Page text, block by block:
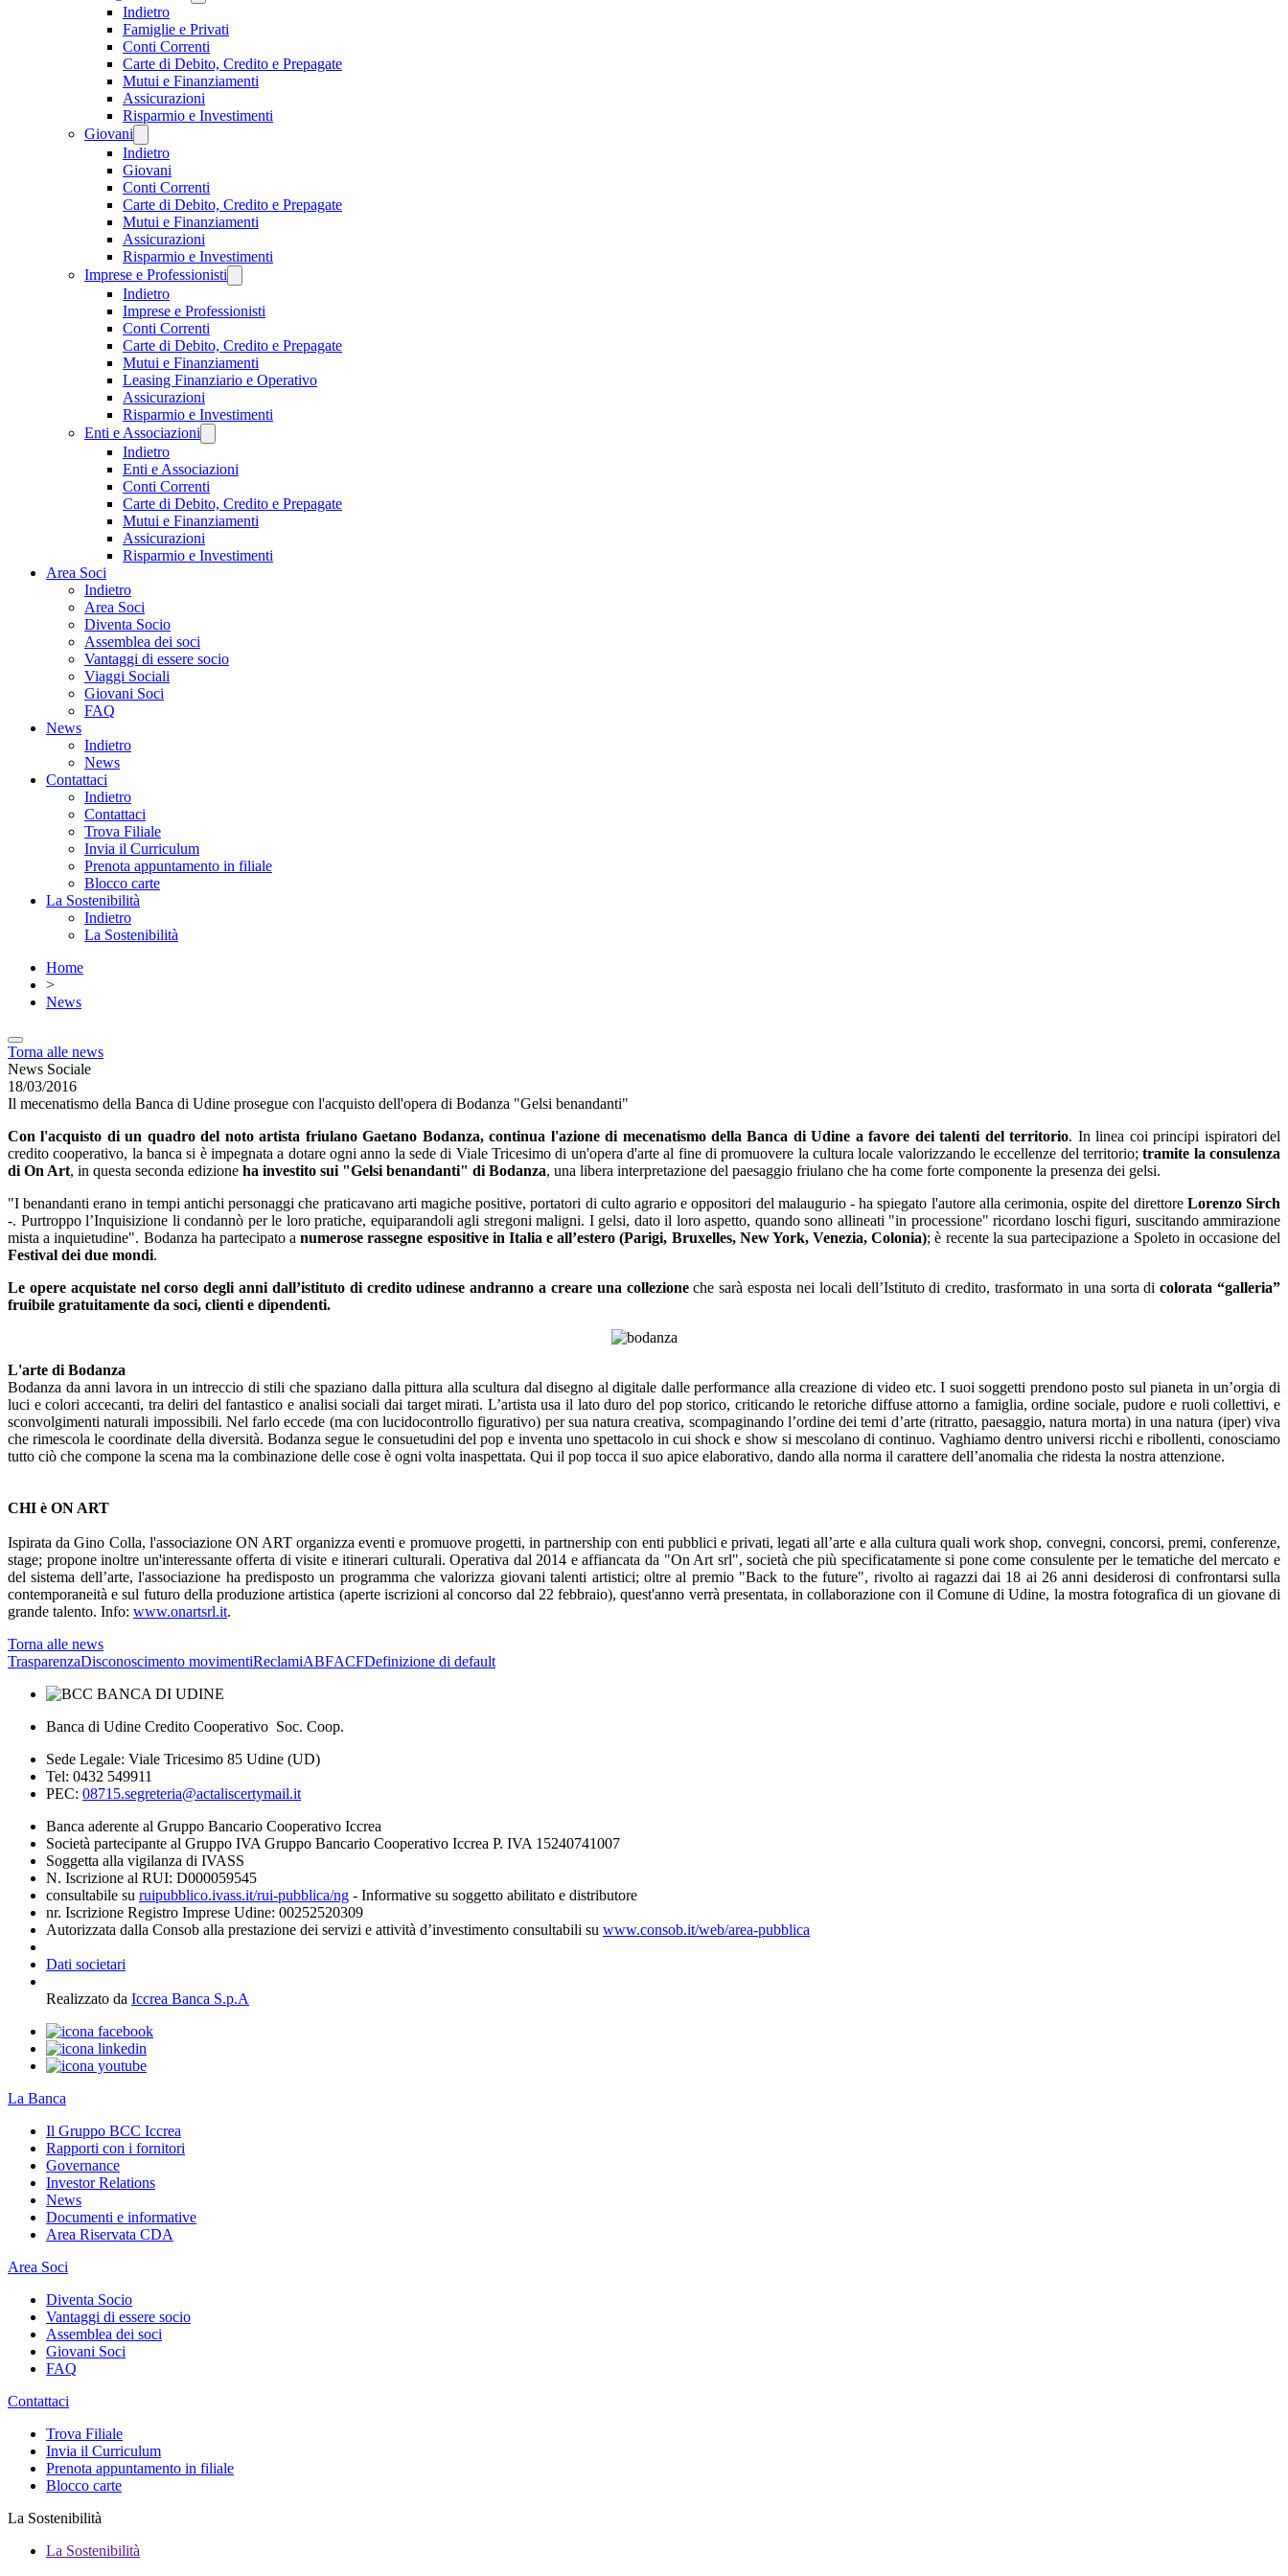
Indietro
Famiglie e Privati
Conti Correnti
Carte di Debito, Credito e Prepagate
Mutui e Finanziamenti
Assicurazioni
Risparmio e Investimenti
Giovani
Indietro
Giovani
Conti Correnti
Carte di Debito, Credito e Prepagate
Mutui e Finanziamenti
Assicurazioni
Risparmio e Investimenti
Imprese e Professionisti
Indietro
Imprese e Professionisti
Conti Correnti
Carte di Debito, Credito e Prepagate
Mutui e Finanziamenti
Leasing Finanziario e Operativo
Assicurazioni
Risparmio e Investimenti
Enti e Associazioni
Indietro
Enti e Associazioni
Conti Correnti
Carte di Debito, Credito e Prepagate
Mutui e Finanziamenti
Assicurazioni
Risparmio e Investimenti
Area Soci
Indietro
Area Soci
Diventa Socio
Assemblea dei soci
Vantaggi di essere socio
Viaggi Sociali
Giovani Soci
FAQ
News
Indietro
News
Contattaci
Indietro
Contattaci
Trova Filiale
Invia il Curriculum
Prenota appuntamento in filiale
Blocco carte
La Sostenibilità
Indietro
La Sostenibilità
Home
>
News
Torna alle news
News Sociale
18/03/2016
Il mecenatismo della Banca di Udine prosegue con l'acquisto dell'opera di Bodanza "Gelsi benandanti"
Con l'acquisto di un quadro del noto artista friulano Gaetano Bodanza, continua l'azione di mecenatismo della Banca di Udine a favore dei talenti del territorio. In linea coi principi ispiratori del
credito cooperativo, la banca si è impegnata a dotare ogni anno la sede di Viale Tricesimo di un'opera d'arte al fine di promuovere la cultura locale valorizzando le eccellenze del territorio;tramite la consulenza
di On Art, in questa seconda edizione ha investito sui "Gelsi benandanti" di Bodanza, una libera interpretazione del paesaggio friulano che ha come forte componente la presenza dei gelsi.
"I benandanti erano in tempi antichi personaggi che praticavano arti magiche positive, portatori di culto agrario e oppositori del malaugurio - ha spiegato l'autore alla cerimonia, ospite del direttore Lorenzo Sirch
-. Purtroppo l’Inquisizione li condannò per le loro pratiche, equiparandoli agli stregoni maligni. I gelsi, dato il loro aspetto, quando sono allineati "in processione" ricordano loschi figuri, suscitando ammirazione
mista a inquietudine". Bodanza ha partecipato anumerose rassegne espositive in Italia e all’estero (Parigi, Bruxelles, New York, Venezia, Colonia); è recente la sua partecipazione a Spoleto in occasione del
Festival dei due mondi.
Le opere acquistate nel corso degli anni dall’istituto di credito udinese andranno a creare una collezioneche sarà esposta nei locali dell’Istituto di credito, trasformato in una sorta di colorata “galleria”
fruibile gratuitamente da soci, clienti e dipendenti.
L'arte di Bodanza
Bodanza da anni lavora in un intreccio di stili che spaziano dalla pittura alla scultura dal disegno al digitale dalle performance alla creazione di video etc. I suoi soggetti prendono posto sul pianeta in un’orgia di
luci e colori accecanti, tra deliri del fantastico e analisi sociali dai target mirati. L’artista usa il lato duro del pop storico, criticando le retoriche diffuse attorno a famiglia, ordine sociale, pudore e ruoli collettivi, e
sconvolgimenti naturali impossibili. Nel farlo eccede (ma con lucidocontrollo figurativo) per sua natura creativa, scompaginando l’ordine dei temi d’arte (ritratto, paesaggio, natura morta) in una natura (iper) viva
che rimescola le coordinate della diversità. Bodanza segue le consuetudini del pop e inventa uno spettacolo in cui shock e show si mescolano di continuo. Vaghiamo dentro universi ricchi e ribollenti, conosciamo
tutto ciò che compone la scena ma la combinazione delle cose è ogni volta inaspettata. Qui il pop tocca il suo apice elaborativo, dando alla norma il carattere dell’anomalia che ridesta la nostra attenzione.
CHI è ON ART
Ispirata da Gino Colla, l'associazione ON ART organizza eventi e promuove progetti, in partnership con enti pubblici e privati, legati all’arte e alla cultura quali work shop, convegni, concorsi, premi, conferenze,
stage; propone inoltre un'interessante offerta di visite e itinerari culturali. Operativa dal 2014 e affiancata da "On Art srl", società che più specificatamente si pone come consulente per le tematiche del mercato e
del sistema dell’arte, l'associazione ha predisposto un programma che valorizza giovani talenti artistici; oltre al premio "Back to the future", rivolto ai ragazzi dai 18 ai 26 anni desiderosi di confrontarsi sulla
contemporaneità e sul futuro della produzione artistica (aperte iscrizioni al concorso dal 22 febbraio), quest'anno verrà presentata, in collaborazione con il Comune di Udine, la mostra fotografica di un giovane di
grande talento. Info: www.onartsrl.it.
Torna alle news
TrasparenzaDisconoscimento movimentiReclamiABFACFDefinizione di default
Banca di Udine Credito Cooperativo Soc. Coop.
Sede Legale: Viale Tricesimo 85 Udine (UD)
Tel: 0432 549911
PEC: 08715.segreteria@actaliscertymail.it
Banca aderente al Gruppo Bancario Cooperativo Iccrea
Società partecipante al Gruppo IVA Gruppo Bancario Cooperativo Iccrea P. IVA 15240741007
Soggetta alla vigilanza di IVASS
N. Iscrizione al RUI: D000059545
consultabile su ruipubblico.ivass.it/rui-pubblica/ng - Informative su soggetto abilitato e distributore
nr. Iscrizione Registro Imprese Udine: 00252520309
Autorizzata dalla Consob alla prestazione dei servizi e attività d’investimento consultabili su www.consob.it/web/area-pubblica
Dati societari
Realizzato da Iccrea Banca S.p.A
La Banca
Il Gruppo BCC Iccrea
Rapporti con i fornitori
Governance
Investor Relations
News
Documenti e informative
Area Riservata CDA
Area Soci
Diventa Socio
Vantaggi di essere socio
Assemblea dei soci
Giovani Soci
FAQ
Contattaci
Trova Filiale
Invia il Curriculum
Prenota appuntamento in filiale
Blocco carte
La Sostenibilità
La Sostenibilità